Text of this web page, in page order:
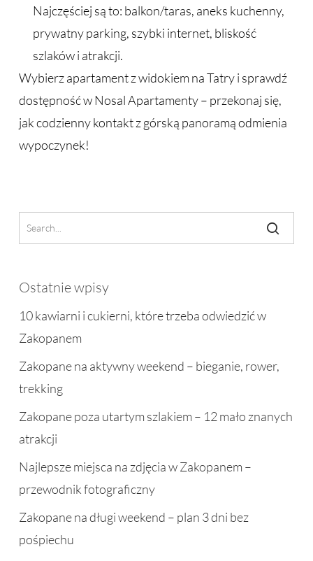
Najczęściej są to: balkon/taras, aneks kuchenny,
prywatny parking, szybki internet, bliskość
szlaków i atrakcji.
Wybierz apartament z widokiem na Tatry i sprawdź
dostępność w Nosal Apartamenty – przekonaj się,
jak codzienny kontakt z górską panoramą odmienia
wypoczynek!
Ostatnie wpisy
10 kawiarni i cukierni, które trzeba odwiedzić w
Zakopanem
Zakopane na aktywny weekend – bieganie, rower,
trekking
Zakopane poza utartym szlakiem – 12 mało znanych
atrakcji
Najlepsze miejsca na zdjęcia w Zakopanem –
przewodnik fotograficzny
Zakopane na długi weekend – plan 3 dni bez
pośpiechu